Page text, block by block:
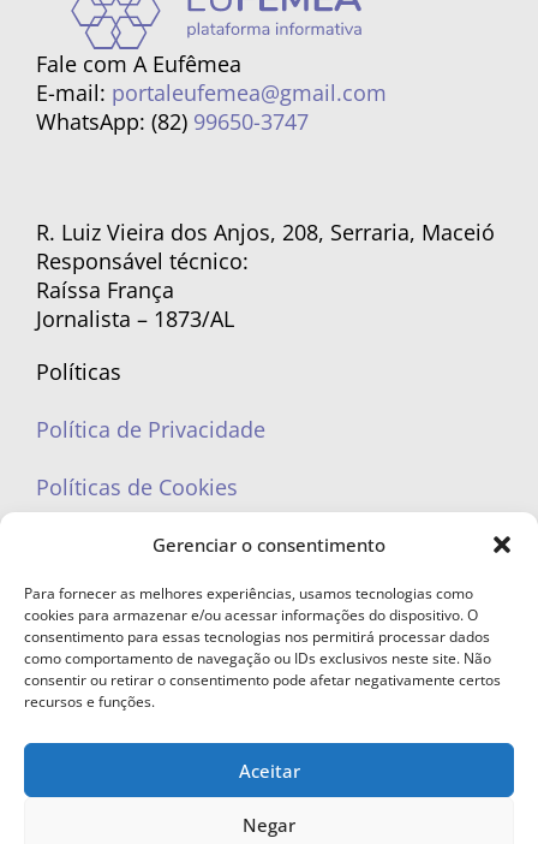
Gerenciar o consentimento
Para fornecer as melhores experiências, usamos tecnologias como
cookies para armazenar e/ou acessar informações do dispositivo. O
consentimento para essas tecnologias nos permitirá processar dados
como comportamento de navegação ou IDs exclusivos neste site. Não
consentir ou retirar o consentimento pode afetar negativamente certos
recursos e funções.
Aceitar
Negar
Fale com A Eufêmea
E-mail: portaleufemea@gmail.com
WhatsApp: (82) 99650-3747
R. Luiz Vieira dos Anjos, 208, Serraria, Maceió
Responsável técnico:
Raíssa França
Jornalista – 1873/AL
Políticas
Política de Privacidade
Políticas de Cookies
portaleufemea@gmail.com
© Copyright 2023 - Todos os direitos reservados. Proibida cópia total ou
parcial sem autorização.